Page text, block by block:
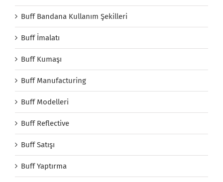
Buff Bandana Kullanım Şekilleri
Buff İmalatı
Buff Kumaşı
Buff Manufacturing
Buff Modelleri
Buff Reflective
Buff Satışı
Buff Yaptırma